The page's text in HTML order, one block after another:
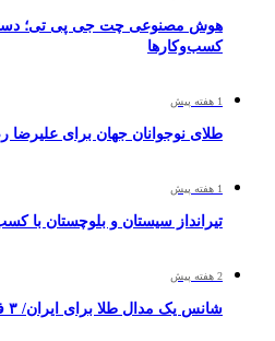
هوش مصنوعی چت جی پی تی؛
کسب‌وکارها
1 هفته پیش
طلای نوجوانان جهان برای علیرضا
1 هفته پیش
تیرانداز سیستان و بلوچستان با
2 هفته پیش
شانس یک مدال طلا برای ایران/ ۳ فرنگی‌کار حذف شدند